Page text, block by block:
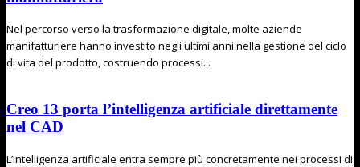
Nel percorso verso la trasformazione digitale, molte aziende
manifatturiere hanno investito negli ultimi anni nella gestione del ciclo
di vita del prodotto, costruendo processi...
Creo 13 porta l’intelligenza artificiale direttamente
nel CAD
L’intelligenza artificiale entra sempre più concretamente nei processi di